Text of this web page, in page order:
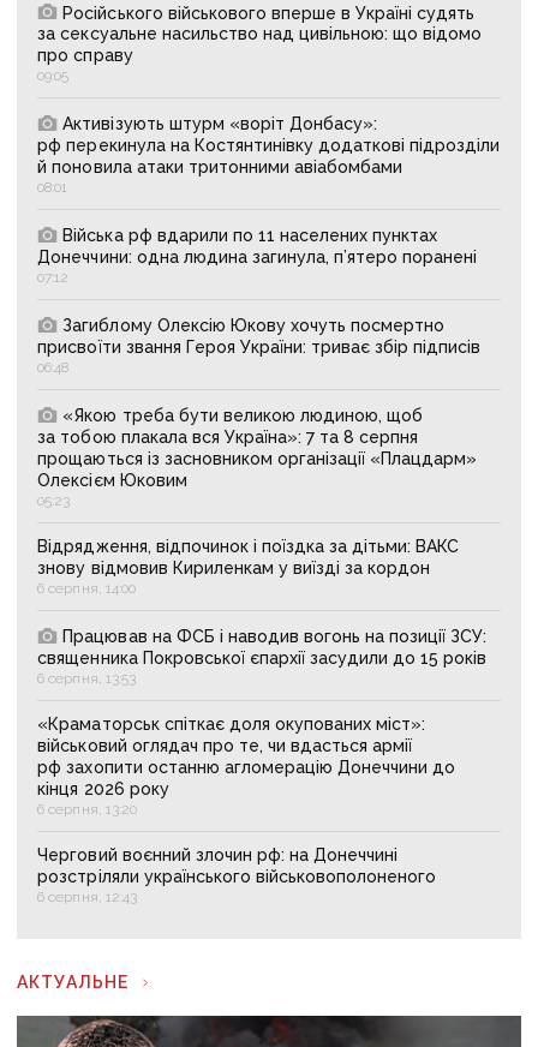
Російського військового вперше в Україні судять
за сексуальне насильство над цивільною: що відомо
про справу
09:05
Активізують штурм «воріт Донбасу»:
рф перекинула на Костянтинівку додаткові підрозділи
й поновила атаки тритонними авіабомбами
08:01
Війська рф вдарили по 11 населених пунктах
Донеччини: одна людина загинула, п’ятеро поранені
07:12
Загиблому Олексію Юкову хочуть посмертно
присвоїти звання Героя України: триває збір підписів
06:48
«Якою треба бути великою людиною, щоб
за тобою плакала вся Україна»: 7 та 8 серпня
прощаються із засновником організації «Плацдарм»
Олексієм Юковим
05:23
Відрядження, відпочинок і поїздка за дітьми: ВАКС
знову відмовив Кириленкам у виїзді за кордон
6 серпня, 14:00
Працював на ФСБ і наводив вогонь на позиції ЗСУ:
священника Покровської єпархії засудили до 15 років
6 серпня, 13:53
«Краматорськ спіткає доля окупованих міст»:
військовий оглядач про те, чи вдасться армії
рф захопити останню агломерацію Донеччини до
кінця 2026 року
6 серпня, 13:20
Черговий воєнний злочин рф: на Донеччині
розстріляли українського військовополоненого
6 серпня, 12:43
АКТУАЛЬНЕ